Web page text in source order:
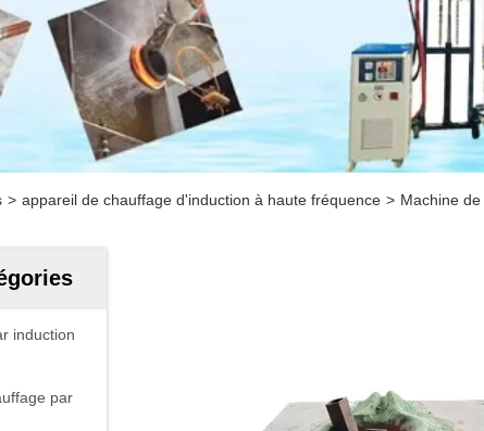
> appareil de chauffage d'induction à haute fréquence > Machine
induction
par